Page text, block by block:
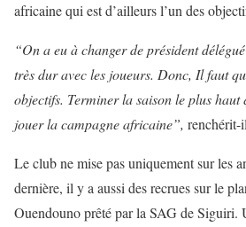
africaine qui est d’ailleurs l’un des
“On a euàchangerde président
très dur avec les joueurs. Donc, Il faut
objectifs. Terminer la saison le plus haut
jouer la campagne africaine”, renchérit-
Le club ne mise pas uniquement sur les
dernière, il y a aussi des recrues sur le
Ouendouno prêté par la SAG de Siguiri.